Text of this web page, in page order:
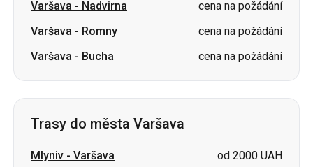
Trasy do města Varšava
Mlyniv-Varšava
od 2000 UAH
Talne- Varšava
Třešeň-Varšava
cena na požádání